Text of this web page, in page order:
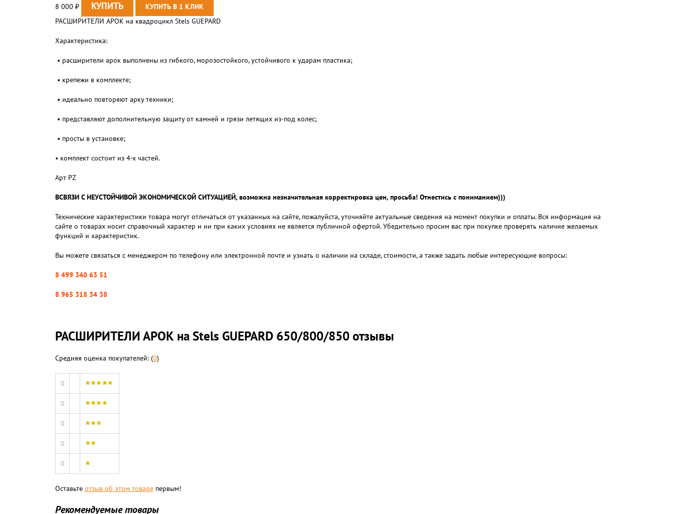
8 000 ₽
РАСШИРИТЕЛИ АРОК на квадроцикл Stels GUEPARD
Характеристика:
• расширители арок выполнены из гибкого, морозостойкого, устойчивого к ударам пластика;
• крепежи в комплекте;
• идеально повторяют арку техники;
• представляют дополнительную защиту от камней и грязи летящих из-под колес;
• просты в установке;
• комплект состоит из 4-х частей.
Арт PZ
ВСВЯЗИ С НЕУСТОЙЧИВОЙ ЭКОНОМИЧЕСКОЙ СИТУАЦИЕЙ, возможна незначительная корректировка цен, просьба! Отнестись с пониманием)))
Технические характеристики товара могут отличаться от указанных на сайте, пожалуйста, уточняйте актуальные сведения на момент покупки и оплаты. Вся информация на
сайте о товарах носит справочный характер и ни при каких условиях не является публичной офертой. Убедительно просим вас при покупке проверять наличие желаемых
функций и характеристик.
Вы можете связаться с менеджером по телефону или электронной почте и узнать о наличии на складе, стоимости, а также задать любые интересующие вопросы:
8 499 340 63 51
8 965 318 34 38
РАСШИРИТЕЛИ АРОК на Stels GUEPARD 650/800/850 отзывы
Средняя оценка покупателей: (0)
0
0
0
0
0
Оставьте отзыв об этом товарепервым!
Рекомендуемые товары